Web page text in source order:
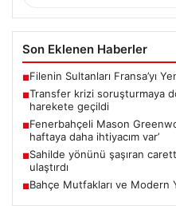
Son Eklenen Haberler
■Filenin Sultanları Fransa’yı
■Transfer krizi soruşturmaya
harekete geçildi
■Fenerbahçeli Mason
haftaya daha ihtiyacım var’
■Sahilde yönünü şaşıran
ulaştırdı
■Bahçe Mutfakları ve Modern